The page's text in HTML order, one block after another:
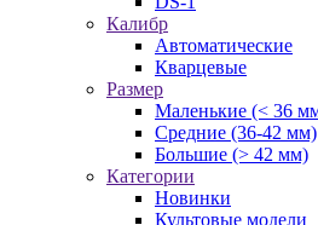
Калибр
Автоматические
Кварцевые
Размер
Маленькие (< 36
Средние (36-42 мм)
Большие (> 42 мм)
Категории
Новинки
Культовые модели